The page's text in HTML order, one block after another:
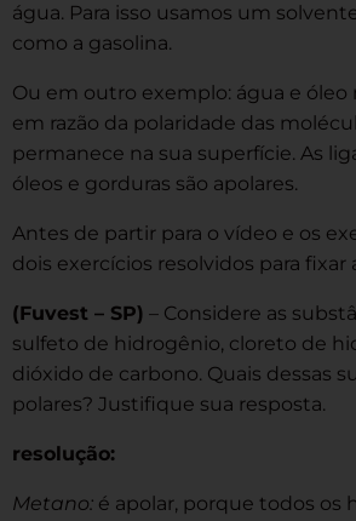
água. Para isso usamos um
como a gasolina.
Ou em outro exemplo: água e óleo
em razão da polaridade das
permanece na sua superfície. As
óleos e gorduras são apolares.
Antes de partir para o vídeo e os
dois exercícios resolvidos para fixar
(Fuvest – SP) – Considere as
sulfeto de hidrogênio, cloreto de
dióxido de carbono. Quais dessas
polares? Justifique sua resposta.
resolução:
Metano: é apolar, porque todos os